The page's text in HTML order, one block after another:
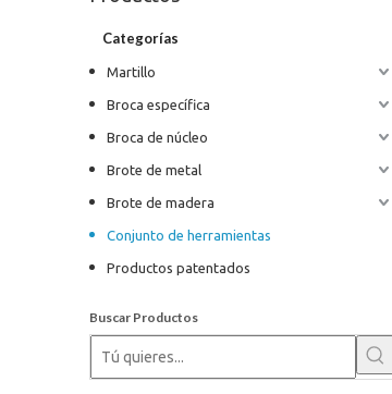
Categorías
Martillo
Broca específica
Broca de núcleo
Brote de metal
Brote de madera
Conjunto de herramientas
Productos patentados
Buscar Productos